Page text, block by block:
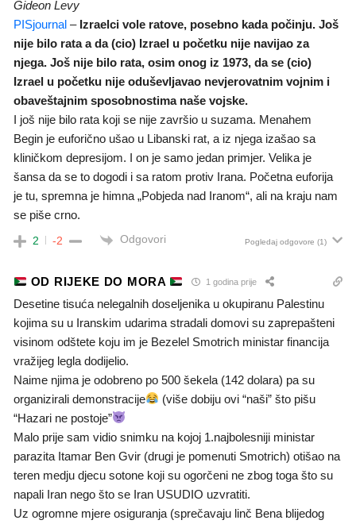
Gideon Levy
PISjournal – Izraelci vole ratove, posebno kada počinju. Još
nije bilo rata a da (cio) Izrael u početku nije navijao za
njega. Još nije bilo rata, osim onog iz 1973, da se (cio)
Izrael u početku nije oduševljavao nevjerovatnim vojnim i
obaveštajnim sposobnostima naše vojske.
I još nije bilo rata koji se nije završio u suzama. Menahem
Begin je euforično ušao u Libanski rat, a iz njega izašao sa
kliničkom depresijom. I on je samo jedan primjer. Velika je
šansa da se to dogodi i sa ratom protiv Irana. Početna euforija
je tu, spremna je himna „Pobjeda nad Iranom“, ali na kraju nam
se piše crno.
2 -2 Odgovori Pogledaj odgovore (1)
OD RIJEKE DO MORA 1 godina prije
Desetine tisuća nelegalnih doseljenika u okupiranu Palestinu
kojima su u Iranskim udarima stradali domovi su zaprepašteni
visinom odštete koju im je Bezelel Smotrich ministar financija
vražijeg legla dodijelio.
Naime njima je odobreno po 500 šekela (142 dolara) pa su
organizirali demonstracije
(više dobiju ovi “naši” što pišu
“Hazari ne postoje”
Malo prije sam vidio snimku na kojoj 1.najbolesniji ministar
parazita Itamar Ben Gvir (drugi je pomenuti Smotrich) otišao na
teren medju djecu sotone koji su ogorčeni ne zbog toga što su
napali Iran nego što se Iran USUDIO uzvratiti.
Uz ogromne mjere osiguranja (sprečavaju linč Bena blijedog